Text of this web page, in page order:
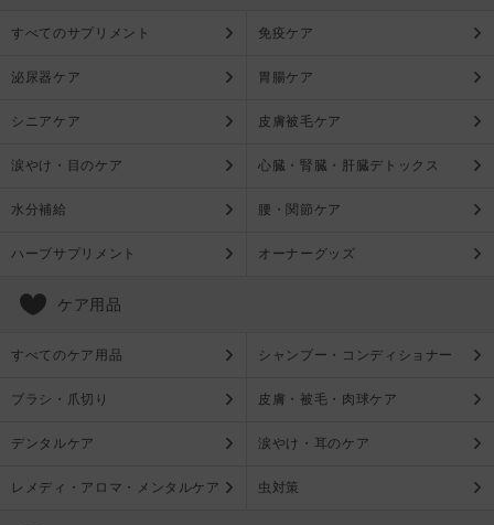
すべてのサプリメント 免疫ケア
泌尿器ケア 胃腸ケア
シニアケア 皮膚被毛ケア
涙やけ・目のケア 心臓・腎臓・肝臓デトックス
水分補給 腰・関節ケア
ハーブサプリメント オーナーグッズ
ケア用品
すべてのケア用品 シャンプー・コンディショナー
ブラシ・爪切り 皮膚・被毛・肉球ケア
デンタルケア 涙やけ・耳のケア
レメディ・アロマ・メンタルケア 虫対策